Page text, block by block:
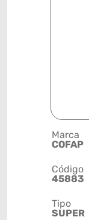
Marca
COFAP
Código
45883
Tipo
SUPER